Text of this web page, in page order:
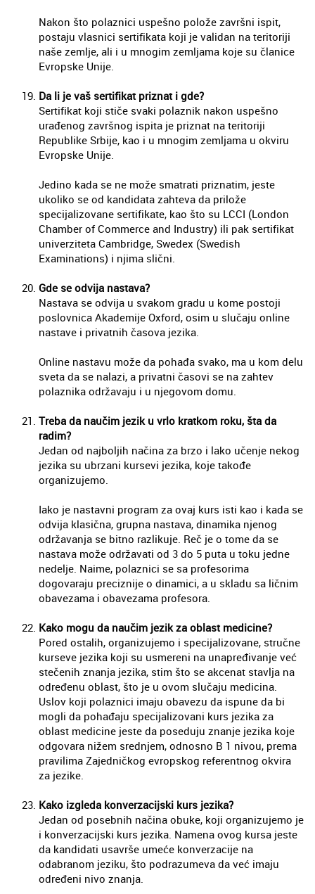
Nakon što polaznici uspešno polože završni ispit,
postaju vlasnici sertifikata koji je validan na teritoriji
naše zemlje, ali i u mnogim zemljama koje su članice
Evropske Unije.
Da li je vaš sertifikat priznat i gde?
Sertifikat koji stiče svaki polaznik nakon uspešno
urađenog završnog ispita je priznat na teritoriji
Republike Srbije, kao i u mnogim zemljama u okviru
Evropske Unije.
Jedino kada se ne može smatrati priznatim, jeste
ukoliko se od kandidata zahteva da prilože
specijalizovane sertifikate, kao što su LCCI (London
Chamber of Commerce and Industry) ili pak sertifikat
univerziteta Cambridge, Swedex (Swedish
Examinations) i njima slični.
Gde se odvija nastava?
Nastava se odvija u svakom gradu u kome postoji
poslovnica Akademije Oxford, osim u slučaju online
nastave i privatnih časova jezika.
Online nastavu može da pohađa svako, ma u kom delu
sveta da se nalazi, a privatni časovi se na zahtev
polaznika održavaju i u njegovom domu.
Treba da naučim jezik u vrlo kratkom roku, šta da
radim?
Jedan od najboljih načina za brzo i lako učenje nekog
jezika su ubrzani kursevi jezika, koje takođe
organizujemo.
Iako je nastavni program za ovaj kurs isti kao i kada se
odvija klasična, grupna nastava, dinamika njenog
održavanja se bitno razlikuje. Reč je o tome da se
nastava može održavati od 3 do 5 puta u toku jedne
nedelje. Naime, polaznici se sa profesorima
dogovaraju preciznije o dinamici, a u skladu sa ličnim
obavezama i obavezama profesora.
Kako mogu da naučim jezik za oblast medicine?
Pored ostalih, organizujemo i specijalizovane, stručne
kurseve jezika koji su usmereni na unapređivanje već
stečenih znanja jezika, stim što se akcenat stavlja na
određenu oblast, što je u ovom slučaju medicina.
Uslov koji polaznici imaju obavezu da ispune da bi
mogli da pohađaju specijalizovani kurs jezika za
oblast medicine jeste da poseduju znanje jezika koje
odgovara nižem srednjem, odnosno B 1 nivou, prema
pravilima Zajedničkog evropskog referentnog okvira
za jezike.
Kako izgleda konverzacijski kurs jezika?
Jedan od posebnih načina obuke, koji organizujemo je
i konverzacijski kurs jezika. Namena ovog kursa jeste
da kandidati usavrše umeće konverzacije na
odabranom jeziku, što podrazumeva da već imaju
određeni nivo znanja.